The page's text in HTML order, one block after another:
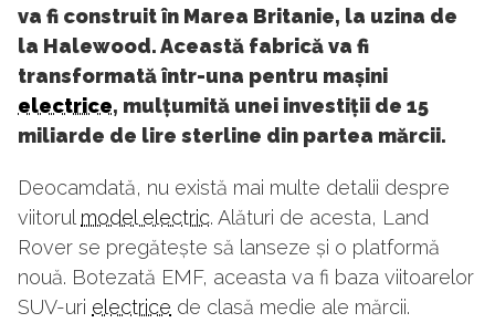
va fi construit în Marea Britanie, la uzina de
la Halewood. Această fabrică va fi
transformată într-una pentru mașini
electrice, mulțumită unei investiții de 15
miliarde de lire sterline din partea mărcii.
Deocamdată, nu există mai multe detalii despre
viitorulmodel electric. Alături de acesta, Land
Rover se pregătește să lanseze și o platformă
nouă. Botezată EMF, aceasta va fi baza viitoarelor
SUV-uri electrice de clasă medie ale mărcii.